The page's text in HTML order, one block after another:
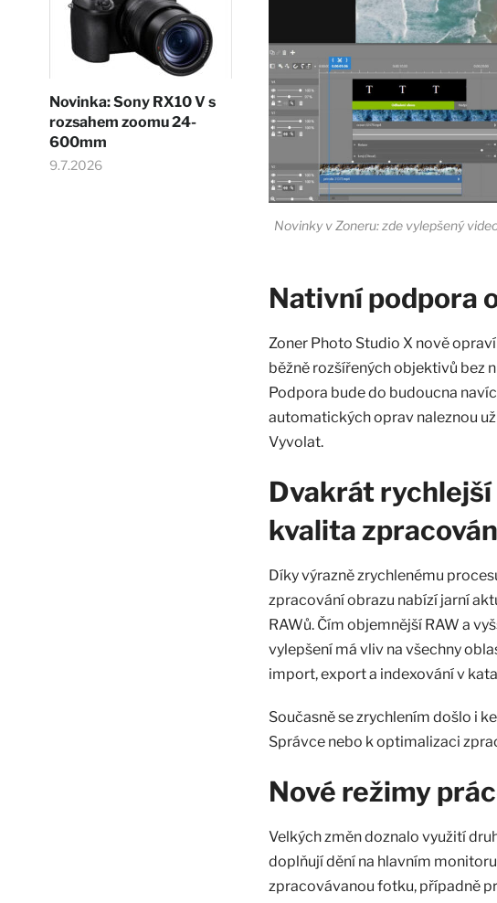
Novinka: Sony RX10 V s
rozsahem zoomu 24-
600mm
9.7.2026
Novinky v Zoneru: zde vylepšený
Nativní podpora
Zoner Photo Studio X nově
běžně rozšířených objektivů bez
Podpora bude do budoucna
automatických oprav naleznou
Vyvolat.
Dvakrát rychlejší
kvalita
Díky výrazně zrychlenému
zpracování obrazu nabízí jarní
RAWů. Čím objemnější RAW a
vylepšení má vliv na všechny
import, export a indexování v
Současně se zrychlením došlo i
Správce nebo k optimalizaci
Nové režimy
Velkých změn doznalo využití
doplňují dění na hlavním
zpracovávanou fotku, případně